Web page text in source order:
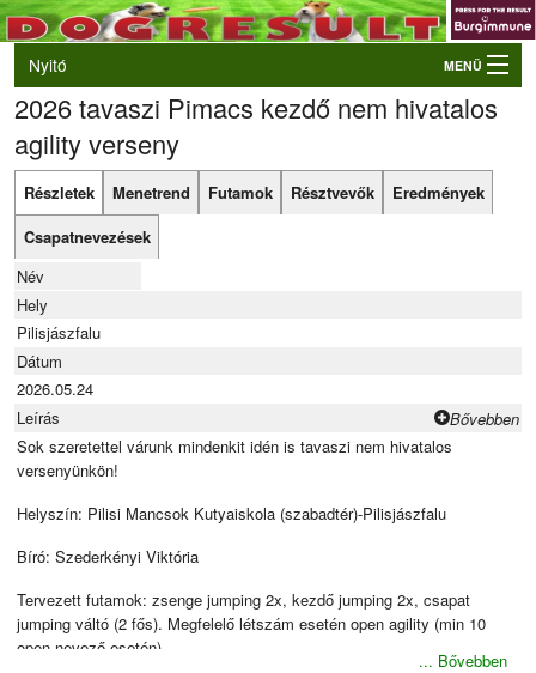
Nyitó MENÜ
Belépés
VB és EO válogatók
Élő eredmények
Rendezvények
Tulajdonosok/Felvezetők
2026 tavaszi Pimacs kezdő nem hivatalos
agility verseny
Részletek Menetrend Futamok Résztvevők
Eredmények
Csapatnevezések
Név
Hely
Pilisjászfalu
Dátum
2026.05.24
Leírás
Bővebben
Sok szeretettel várunk mindenkit idén is tavaszi nem hivatalos
versenyünkön!
Helyszín: Pilisi Mancsok Kutyaiskola (szabadtér)-Pilisjászfalu
Bíró: Szederkényi Viktória
Tervezett futamok: zsenge jumping 2x, kezdő jumping 2x, csapat
jumping váltó (2 fős). Megfelelő létszám esetén open agility (min 10
open nevező esetén)
... Bővebben